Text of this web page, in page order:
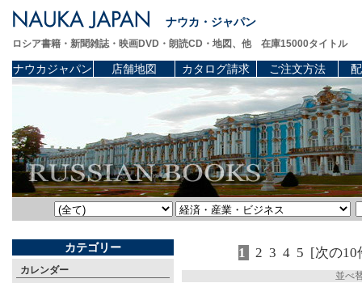
ナウカ・ジャパン
ロシア書籍・新聞雑誌・映画DVD・朗読CD・地図、他 在庫15000タイトル
ナウカジャパン 店舗地図 カタログ請求 ご注文方法
カテゴリー
カレンダー
1 2 3 4 5 [次の10
並べ